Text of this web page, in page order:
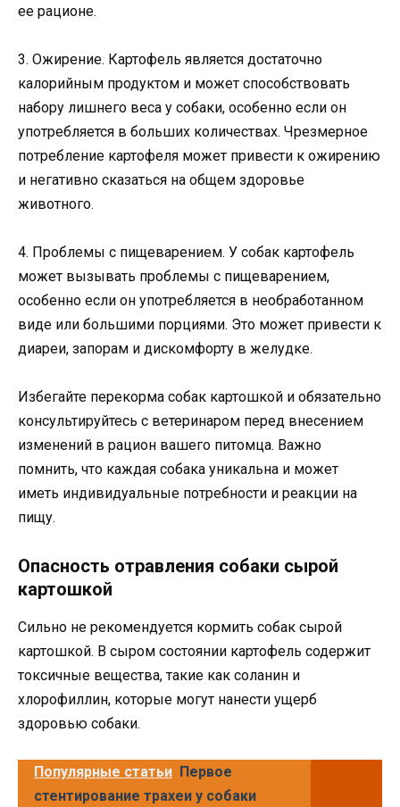
ее рационе.
3. Ожирение. Картофель является достаточно
калорийным продуктом и может способствовать
набору лишнего веса у собаки, особенно если он
употребляется в больших количествах. Чрезмерное
потребление картофеля может привести к ожирению
и негативно сказаться на общем здоровье
животного.
4. Проблемы с пищеварением. У собак картофель
может вызывать проблемы с пищеварением,
особенно если он употребляется в необработанном
виде или большими порциями. Это может привести к
диареи, запорам и дискомфорту в желудке.
Избегайте перекорма собак картошкой и обязательно
консультируйтесь с ветеринаром перед внесением
изменений в рацион вашего питомца. Важно
помнить, что каждая собака уникальна и может
иметь индивидуальные потребности и реакции на
пищу.
Опасность отравления собаки сырой
картошкой
Сильно не рекомендуется кормить собак сырой
картошкой. В сыром состоянии картофель содержит
токсичные вещества, такие как соланин и
хлорофиллин, которые могут нанести ущерб
здоровью собаки.
Популярные статьи Первое
стентирование трахеи у собаки